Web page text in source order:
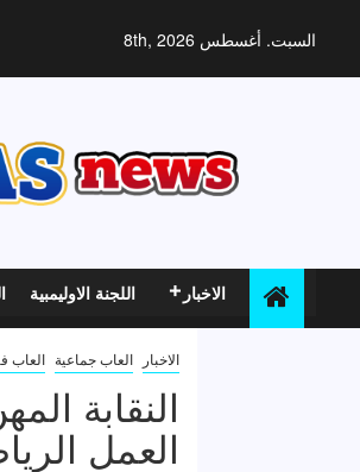
السبت. أغسطس 8th, 2026
الاخبار اللجنة الاوليمبية
الاخبار العاب جماعية العاب
النقابة
العمل